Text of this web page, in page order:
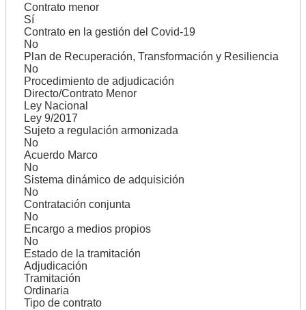
Contrato menor
Sí
Contrato en la gestión del Covid-19
No
Plan de Recuperación, Transformación y Resiliencia
No
Procedimiento de adjudicación
Directo/Contrato Menor
Ley Nacional
Ley 9/2017
Sujeto a regulación armonizada
No
Acuerdo Marco
No
Sistema dinámico de adquisición
No
Contratación conjunta
No
Encargo a medios propios
No
Estado de la tramitación
Adjudicación
Tramitación
Ordinaria
Tipo de contrato